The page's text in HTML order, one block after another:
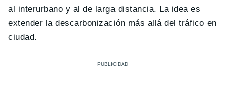
al interurbano y al de larga distancia. La idea es
extender la descarbonización más allá del tráfico en
ciudad.